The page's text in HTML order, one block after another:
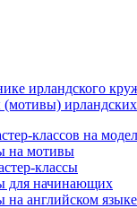
ирландского
классов на
на мотивы
классы
для начинающих
на английском